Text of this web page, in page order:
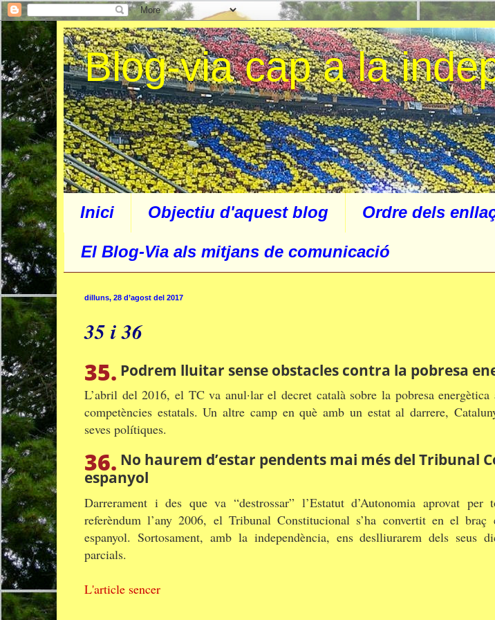
Blog-via cap a la
Inici Objectiu d'aquest blog Ordre dels
El Blog-Via als mitjans de comunicació
dilluns, 28 d’agost del 2017
35 i 36
35. Podrem lluitar sense obstacles contra la pobresa
L’abril del 2016, el TC va anul·lar el decret català sobre la pobresa energètica
competències estatals. Un altre camp en què amb un estat al darrere,
seves polítiques.
36. No haurem d’estar pendents mai més del Tribunal
espanyol
Darrerament i des que va “destrossar” l’Estatut d’Autonomia aprovat per
referèndum l’any 2006, el Tribunal Constitucional s’ha convertit en el braç
espanyol. Sortosament, amb la independència, ens deslliurarem dels seus
parcials.
L'article sencer